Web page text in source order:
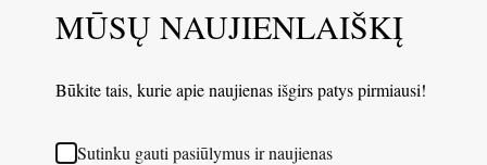
MŪSŲ NAUJIENLAIŠKĮ
Būkite tais, kurie apie naujienas išgirs patys pirmiausi!
Sutinku gauti pasiūlymus ir naujienas